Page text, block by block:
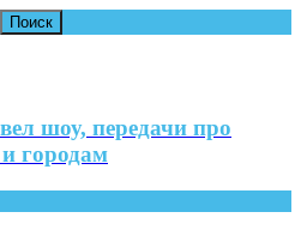
шоу, передачи про
городам